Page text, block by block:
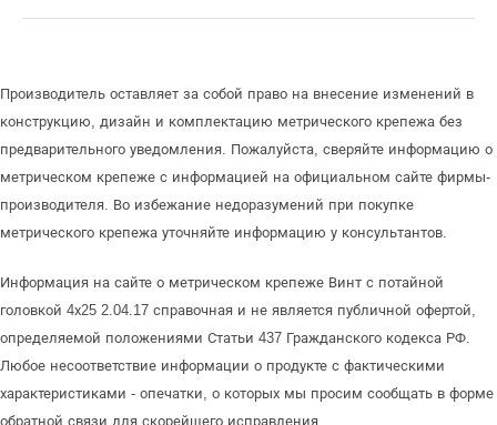
Производитель оставляет за собой право на внесение изменений в
конструкцию, дизайн и комплектацию метрического крепежа без
предварительного уведомления. Пожалуйста, сверяйте информацию о
метрическом крепеже с информацией на официальном сайте фирмы-
производителя. Во избежание недоразумений при покупке
метрического крепежа уточняйте информацию у консультантов.
Информация на сайте о метрическом крепеже Винт с потайной
головкой 4х25 2.04.17 справочная и не является публичной офертой,
определяемой положениями Статьи 437 Гражданского кодекса РФ.
Любое несоответствие информации о продукте с фактическими
характеристиками - опечатки, о которых мы просим сообщать в форме
обратной связи для скорейшего исправления.